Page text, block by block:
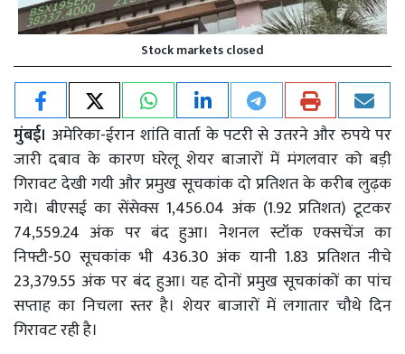
Stock markets closed
मुंबई। अमेरिका-ईरान शांति वार्ता के पटरी से उतरने और रुपये पर
जारी दबाव के कारण घरेलू शेयर बाजारों में मंगलवार को बड़ी
गिरावट देखी गयी और प्रमुख सूचकांक दो प्रतिशत के करीब लुढ़क
गये। बीएसई का सेंसेक्स 1,456.04 अंक (1.92 प्रतिशत) टूटकर
74,559.24 अंक पर बंद हुआ। नेशनल स्टॉक एक्सचेंज का
निफ्टी-50 सूचकांक भी 436.30 अंक यानी 1.83 प्रतिशत नीचे
23,379.55 अंक पर बंद हुआ। यह दोनों प्रमुख सूचकांकों का पांच
सप्ताह का निचला स्तर है। शेयर बाजारों में लगातार चौथे दिन
गिरावट रही है।